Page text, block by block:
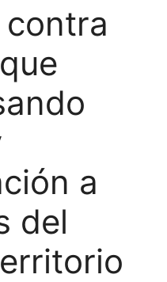
a
del